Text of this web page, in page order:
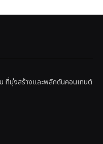
ที่มุ่งสร้างและพลักดันคอนเทนต์